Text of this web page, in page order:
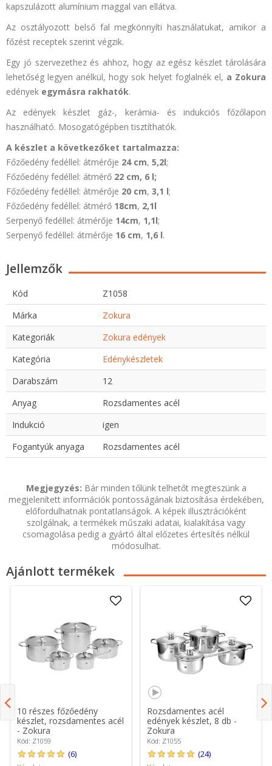
kapszulázott alumínium maggal van ellátva.
Az osztályozott belső fal megkönnyíti használatukat, amikor a
főzést receptek szerint végzik.
Egy jó szervezethez és ahhoz, hogy az egész készlet tárolására
lehetőség legyen anélkül, hogy sok helyet foglalnék el, a Zokura
edények egymásra rakhatók.
Az edények készlet gáz-, kerámia- és indukciós főzőlapon
használható. Mosogatógépben tisztíthatók.
A készlet a következőket tartalmazza:
Főzőedény fedéllel: átmérője 24 cm, 5,2l;
Főzőedény fedéllel: átmérő 22 cm, 6 l;
Főzőedény fedéllel: átmérője 20 cm, 3,1 l;
Főzőedény fedéllel: átmérő 18cm, 2,1l
Serpenyő fedéllel: átmérője 14cm, 1,1l;
Serpenyő fedéllel: átmérője 16 cm, 1,6 l.
Jellemzők
Kód
Z1058
Márka
Zokura
Kategoriák
Zokura edények
Kategória
Edénykészletek
Darabszám
12
Anyag
Rozsdamentes acél
Indukció
igen
Fogantyúk anyaga
Rozsdamentes acél
Megjegyzés: Bár minden tőlünk telhetőt megteszünk a
megjelenített információk pontosságának biztosítása érdekében,
előfordulhatnak pontatlanságok. A képek illusztrációként
szolgálnak, a termékek műszaki adatai, kialakítása vagy
csomagolása pedig a gyártó által előzetes értesítés nélkül
módosulhat.
Ajánlott termékek
10 részes főzőedény
készlet, rozsdamentes acél
- Zokura
Kód: Z1059
(6)
Rozsdamentes acél
edények készlet, 8 db -
Zokura
Kód: Z1055
(24)